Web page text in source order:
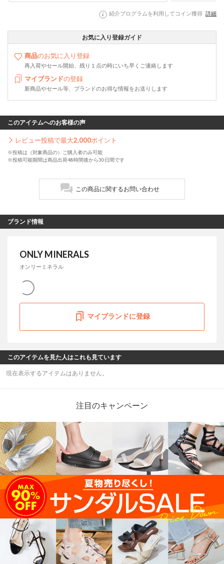
紹介プログラムを利用してコイン獲得 詳細
お気に入り登録ガイド
商品のお気に入り登録
再入荷やセール開始、残り１点の時にいち早くご連絡します
マイブランドの登録
新商品やセール等、ブランドのお得な情報をお送りします
このアイテムへのお客様の声
レビュー投稿で最大2,000ポイント
※投稿は（対象商品の）ご購入者のみ可能
※投稿可能期間は商品出荷48時間後から30日間です
この商品に関するお問い合わせ
ブランド情報
ONLY MINERALS
オンリーミネラル
マイブランドに登録
このアイテムを見た人はこれも見ています
現在表示するアイテムはありません。
注目のキャンペーン